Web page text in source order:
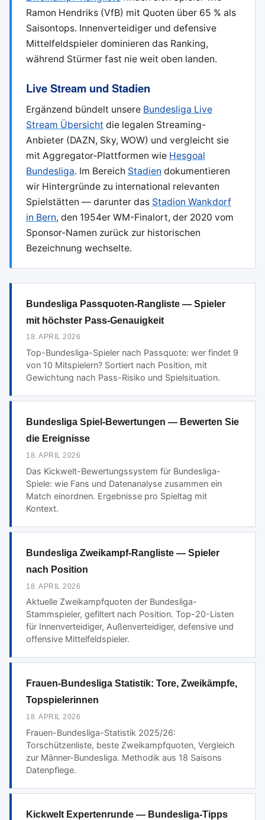
Ramon Hendriks (VfB) mit Quoten über 65 % als
Saisontops. Innenverteidiger und defensive
Mittelfeldspieler dominieren das Ranking,
während Stürmer fast nie weit oben landen.
Live Stream und Stadien
Ergänzend bündelt unsere Bundesliga Live
Stream Übersicht die legalen Streaming-
Anbieter (DAZN, Sky, WOW) und vergleicht sie
mit Aggregator-Plattformen wie Hesgoal
Bundesliga. Im Bereich Stadien dokumentieren
wir Hintergründe zu international relevanten
Spielstätten — darunter das Stadion Wankdorf
in Bern, den 1954er WM-Finalort, der 2020 vom
Sponsor-Namen zurück zur historischen
Bezeichnung wechselte.
Bundesliga Passquoten-Rangliste — Spieler
mit höchster Pass-Genauigkeit
18. APRIL 2026
Top-Bundesliga-Spieler nach Passquote: wer findet 9
von 10 Mitspielern? Sortiert nach Position, mit
Gewichtung nach Pass-Risiko und Spielsituation.
Bundesliga Spiel-Bewertungen — Bewerten Sie
die Ereignisse
18. APRIL 2026
Das Kickwelt-Bewertungssystem für Bundesliga-
Spiele: wie Fans und Datenanalyse zusammen ein
Match einordnen. Ergebnisse pro Spieltag mit
Kontext.
Bundesliga Zweikampf-Rangliste — Spieler
nach Position
18. APRIL 2026
Aktuelle Zweikampfquoten der Bundesliga-
Stammspieler, gefiltert nach Position. Top-20-Listen
für Innenverteidiger, Außenverteidiger, defensive und
offensive Mittelfeldspieler.
Frauen-Bundesliga Statistik: Tore, Zweikämpfe,
Topspielerinnen
18. APRIL 2026
Frauen-Bundesliga-Statistik 2025/26:
Torschützenliste, beste Zweikampfquoten, Vergleich
zur Männer-Bundesliga. Methodik aus 18 Saisons
Datenpflege.
Kickwelt Expertenrunde — Bundesliga-Tipps